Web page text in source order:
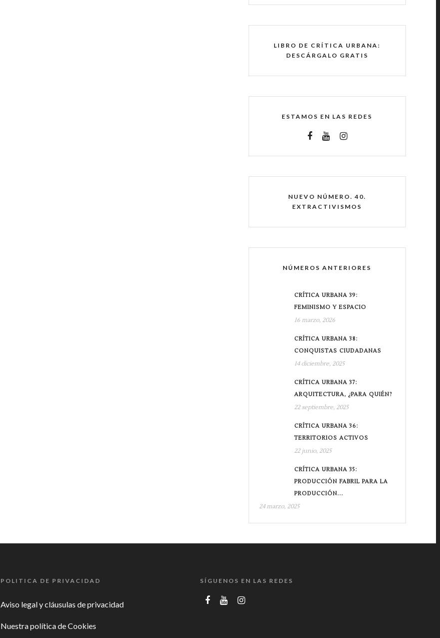
LIBRO DE CRÍTICA URBANA:
DESCÁRGALO GRATIS
ESTAMOS EN LAS REDES
NUEVO NÚMERO. 40.
EXTRACTIVISMOS
NÚMEROS ANTERIORES
CRÍTICA URBANA 39:
FEMINISMO Y ESPACIO
16 marzo, 2026
CRÍTICA URBANA 38:
CONQUISTAS CIUDADANAS
14 diciembre, 2025
CRÍTICA URBANA 37:
ARQUITECTURA, ¿PARA QUIÉN?
22 septiembre, 2025
CRÍTICA URBANA 36:
TERRITORIOS ACTIVOS
22 junio, 2025
CRÍTICA URBANA 35:
PRODUCCIÓN FABRIL PARA LA
PRODUCCIÓN...
24 marzo, 2025
POLITICA DE PRIVACIDAD
Aviso legal y cláusulas de privacidad
Nuestra política de Cookies
SÍGUENOS EN LAS REDES